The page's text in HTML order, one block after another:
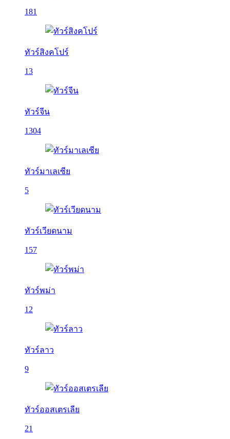
181
ทัวร์สิงคโปร์
13
ทัวร์จีน
1304
ทัวร์มาเลเซีย
5
ทัวร์เวียดนาม
157
ทัวร์พม่า
12
ทัวร์ลาว
9
ทัวร์ออสเตรเลีย
21